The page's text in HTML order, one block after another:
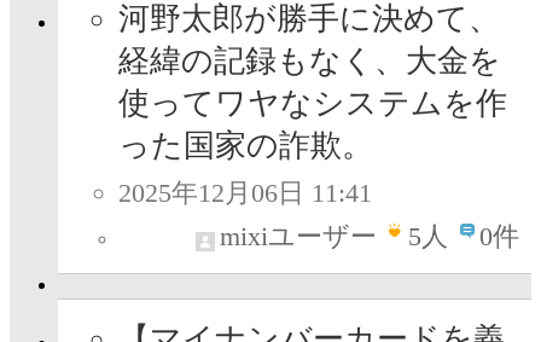
河野太郎が勝手に決めて、
経緯の記録もなく、大金を
使ってワヤなシステムを作
った国家の詐欺。
2025年12月06日 11:41
mixiユーザー
5人 0件